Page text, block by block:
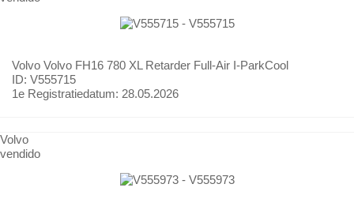
Volvo Volvo FH16 780 XL Retarder Full-Air I-ParkCool
ID: V555715
1e Registratiedatum: 28.05.2026
Volvo
vendido